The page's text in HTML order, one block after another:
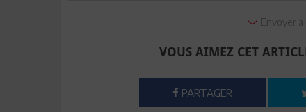
Envoyer à
VOUS AIMEZ CET
PARTAGER